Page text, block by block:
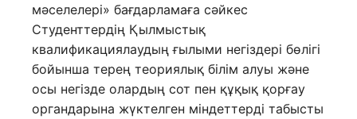
мәселелері» бағдарламаға сәйкес
Студенттердің Қылмыстық
квалификациялаудың ғылыми негіздері бөлігі
бойынша терең теориялық білім алуы және
осы негізде олардың сот пен құқық қорғау
органдарына жүктелген міндеттерді табысты